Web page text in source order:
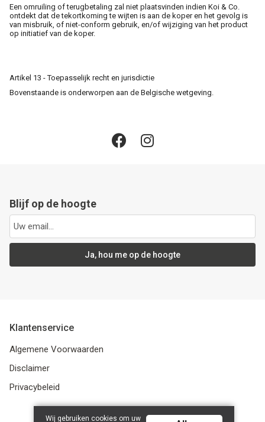
Een omruiling of terugbetaling zal niet plaatsvinden indien Koi & Co.
ontdekt dat de tekortkoming te wijten is aan de koper en het gevolg is
van misbruik, of niet-conform gebruik, en/of wijziging van het product
op initiatief van de koper.
Artikel 13 - Toepasselijk recht en jurisdictie
Bovenstaande is onderworpen aan de Belgische wetgeving.
Blijf op de hoogte
Ja, hou me op de hoogte
Klantenservice
Algemene Voorwaarden
Disclaimer
Privacybeleid
Wij gebruiken cookies om uw